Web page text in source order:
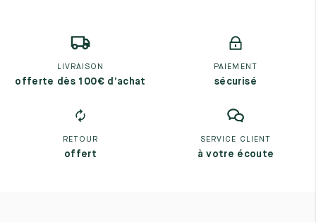
LIVRAISON
offerte dès 100€ d’achat
PAIEMENT
sécurisé
RETOUR
offert
SERVICE CLIENT
à votre écoute